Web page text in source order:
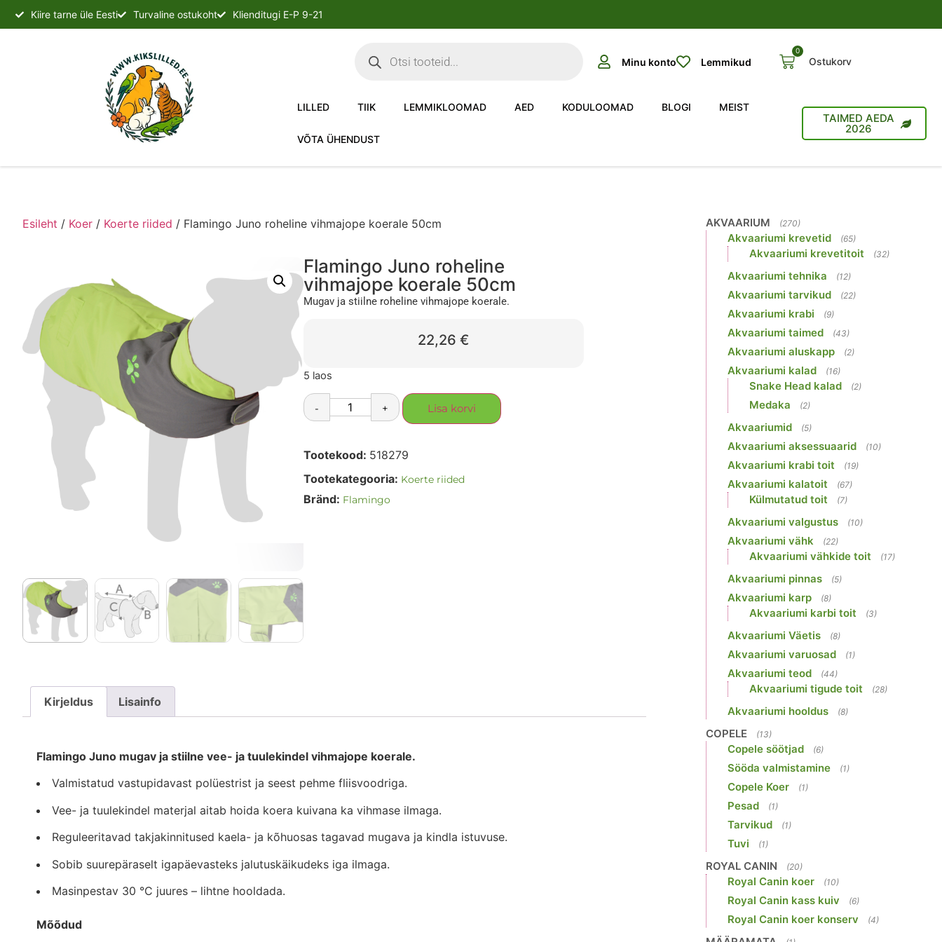
Kiire tarne üle Eesti Turvaline ostukoht Klienditugi E-P 9-21
Minu konto Lemmikud
0
Ostukorv
LILLED TIIK LEMMIKLOOMAD AED KODULOOMAD BLOGI MEIST
VÕTA ÜHENDUST
TAIMED AEDA
2026
Esileht / Koer / Koerte riided / Flamingo Juno roheline vihmajope koerale 50cm
Flamingo Juno roheline
vihmajope koerale 50cm
Mugav ja stiilne roheline vihmajope koerale.
22,26€
5 laos
- + Lisa korvi
Tootekood: 518279
Tootekategooria: Koerte riided
Bränd: Flamingo
Kirjeldus Lisainfo
Flamingo Juno mugav ja stiilne vee- ja tuulekindel vihmajope koerale.
Valmistatud vastupidavast polüestrist ja seest pehme fliisvoodriga.
Vee- ja tuulekindel materjal aitab hoida koera kuivana ka vihmase ilmaga.
Reguleeritavad takjakinnitused kaela- ja kõhuosas tagavad mugava ja kindla istuvuse.
Sobib suurepäraselt igapäevasteks jalutuskäikudeks iga ilmaga.
Masinpestav 30 °C juures – lihtne hooldada.
Mõõdud
AKVAARIUM (270)
Akvaariumi krevetid (65)
Akvaariumi krevetitoit (32)
Akvaariumi tehnika (12)
Akvaariumi tarvikud (22)
Akvaariumi krabi (9)
Akvaariumi taimed (43)
Akvaariumi aluskapp (2)
Akvaariumi kalad (16)
Snake Head kalad (2)
Medaka (2)
Akvaariumid (5)
Akvaariumi aksessuaarid (10)
Akvaariumi krabi toit (19)
Akvaariumi kalatoit (67)
Külmutatud toit (7)
Akvaariumi valgustus (10)
Akvaariumi vähk (22)
Akvaariumi vähkide toit (17)
Akvaariumi pinnas (5)
Akvaariumi karp (8)
Akvaariumi karbi toit (3)
Akvaariumi Väetis (8)
Akvaariumi varuosad (1)
Akvaariumi teod (44)
Akvaariumi tigude toit (28)
Akvaariumi hooldus (8)
COPELE (13)
Copele söötjad (6)
Sööda valmistamine (1)
Copele Koer (1)
Pesad (1)
Tarvikud (1)
Tuvi (1)
ROYAL CANIN (20)
Royal Canin koer (10)
Royal Canin kass kuiv (6)
Royal Canin koer konserv (4)